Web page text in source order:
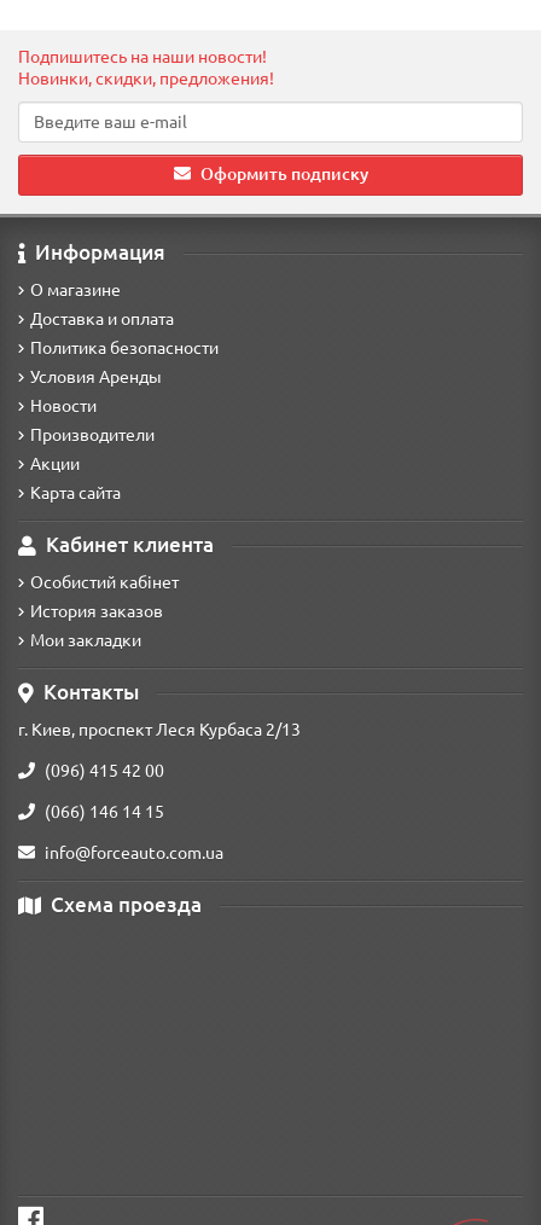
Подпишитесь на наши новости!
Новинки, скидки, предложения!
Оформить подписку
Информация
О магазине
Доставка и оплата
Политика безопасности
Условия Аренды
Новости
Производители
Акции
Карта сайта
Кабинет клиента
Особистий кабінет
История заказов
Мои закладки
Контакты
г. Киев, проспект Леся Курбаса 2/13
(096) 415 42 00
(066) 146 14 15
info@forceauto.com.ua
Схема проезда